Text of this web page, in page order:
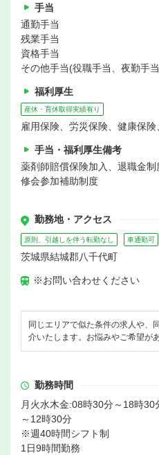
手当
通勤手当
残業手当
資格手当
その他手当(役職手当、夜勤手
福利厚生
産休・育休取得実績有り
雇用保険、労災保険、健康保
手当・福利厚生備考
薬剤師賠償保険加入、退職金
修会参加補助制度
勤務地・アクセス
原則、引越しを伴う転勤なし 車通勤可
茨城県結城郡八千代町
※お問い合わせください
同じエリアで似た条件の求人や、
介いたします。お悩みやご希望が
勤務時間
月火水木金:08時30分～18時
～12時30分
※週40時間シフト制
1日9時間勤務